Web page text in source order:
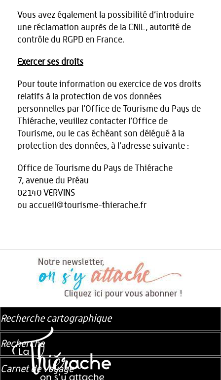
Vous avez également la possibilité d’introduire
une réclamation auprès de la CNIL, autorité de
contrôle du RGPD en France.
Exercer ses droits
Pour toute information ou exercice de vos droits
relatifs à la protection de vos données
personnelles par l’Office de Tourisme du Pays de
Thiérache, veuillez contacter l’Office de
Tourisme, ou le cas échéant son délégué à la
protection des données, à l’adresse suivante :
Office de Tourisme du Pays de Thiérache
7, avenue du Préau
02140 VERVINS
ou accueil@tourisme-thierache.fr
Recherche cartographique
Recherche
Carnet de voyage